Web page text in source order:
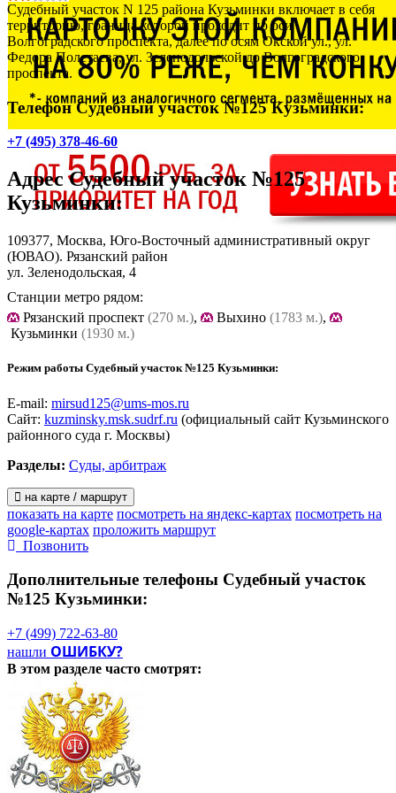
Судебный участок N 125 района Кузьминки включает в себя
территорию, граница которой проходит по оси
Волгоградского проспекта, далее по осям Окской ул., ул.
Федора Полетаева, ул. Зеленодольской до Волгоградского
проспекта.
Телефон Судебный участок №125 Кузьминки:
+7 (495) 378-46-60
АдресСудебный участок №125
Кузьминки:
109377, Москва, Юго-Восточный административный округ
(ЮВАО). Рязанский район
ул. Зеленодольская, 4
Станции метро рядом:
Рязанский проспект (270 м.), Выхино (1783 м.),
Кузьминки (1930 м.)
Режим работы Судебный участок №125 Кузьминки:
E-mail: mirsud125@ums-mos.ru
Сайт: kuzminsky.msk.sudrf.ru (официальный сайт Кузьминского
районного суда г. Москвы)
Разделы: Суды, арбитраж
на карте / маршрут
показать на карте посмотреть на яндекс-картах посмотреть на
google-картах проложить маршрут
Позвонить
Дополнительные телефоны Судебный участок
№125 Кузьминки:
+7 (499) 722-63-80
нашли ОШИБКУ?
В этом разделе часто смотрят: